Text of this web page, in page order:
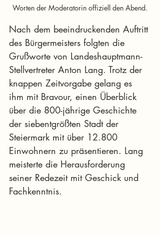
Worten der Moderatorin offiziell den Abend.
Nach dem beeindruckenden Auftritt
des Bürgermeisters folgten die
Grußworte von Landeshauptmann-
Stellvertreter Anton Lang. Trotz der
knappen Zeitvorgabe gelang es
ihm mit Bravour, einen Überblick
über die 800-jährige Geschichte
der siebentgrößten Stadt der
Steiermark mit über 12.800
Einwohnern zu präsentieren. Lang
meisterte die Herausforderung
seiner Redezeit mit Geschick und
Fachkenntnis.